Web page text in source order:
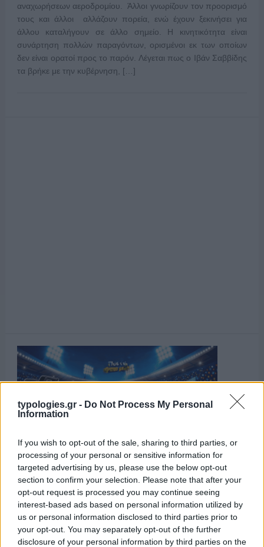
typologies.gr - Do Not Process My Personal
Information
If you wish to opt-out of the sale, sharing to third parties, or
processing of your personal or sensitive information for
targeted advertising by us, please use the below opt-out
section to confirm your selection. Please note that after your
opt-out request is processed you may continue seeing
interest-based ads based on personal information utilized by
us or personal information disclosed to third parties prior to
your opt-out. You may separately opt-out of the further
disclosure of your personal information by third parties on the
αναχωρήσεων αεροδρομίου. Άλλοι γνωρίζουν τον προορισμό
τους και άλλοι αλλάζουν πορεία, ενώ έχουν ξεκινήσει για
άλλου καταλήγουν σε άλλο σημείο. Η κινητικότητα είναι
συνάρτηση πολλών παραγόντων, ορισμένοι εκ των οποίων
δεν είναι ορατοί προς το παρόν. Λέγεται πως ο Ιβάν Σαββίδης
τα βρήκε με την κυβέρνηση, […]